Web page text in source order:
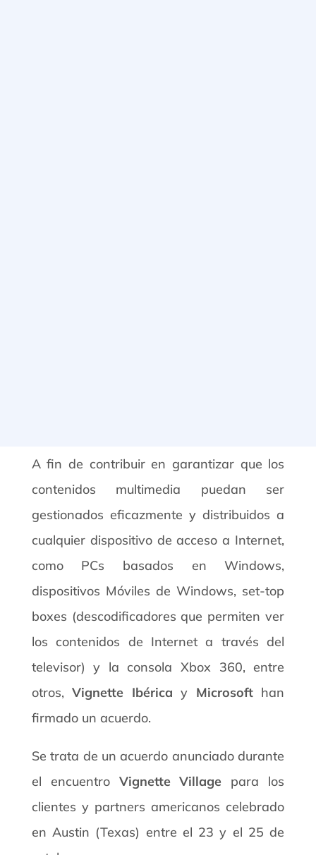
A fin de contribuir en garantizar que los
contenidos multimedia puedan ser
gestionados eficazmente y distribuidos a
cualquier dispositivo de acceso a Internet,
como PCs basados en Windows,
dispositivos Móviles de Windows, set-top
boxes (descodificadores que permiten ver
los contenidos de Internet a través del
televisor) y la consola Xbox 360, entre
otros,Vignette Ibérica y Microsofthan
firmado un acuerdo.
Se trata de un acuerdo anunciado durante
el encuentro Vignette Village para los
clientes y partners americanos celebrado
en Austin (Texas) entre el 23 y el 25 de